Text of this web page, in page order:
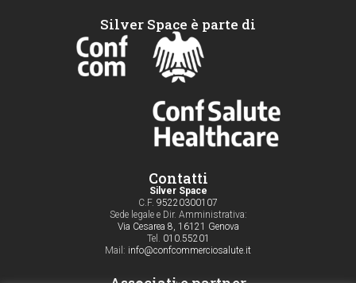
Silver Space è parte di
Contatti
Silver Space
C.F. 95220300107
Sede legale e Dir. Amministrativa:
Via Cesarea 8, 16121 Genova
Tel.
010.55201
Mail: info@confcommerciosalute.it